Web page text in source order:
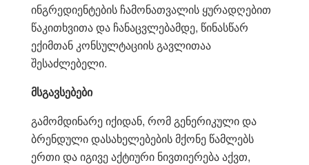
ინგრედიენტების ჩამონათვალის ყურადღებით
წაკითხვითა და ჩანაცვლებამდე, წინასწარ
ექიმთან კონსულტაციის გავლითაა
შესაძლებელი.
მსგავსებები
გამომდინარე იქიდან, რომ გენერიკული და
ბრენდული დასახელებების მქონე წამლებს
ერთი და იგივე აქტიური ნივთიერება აქვთ,